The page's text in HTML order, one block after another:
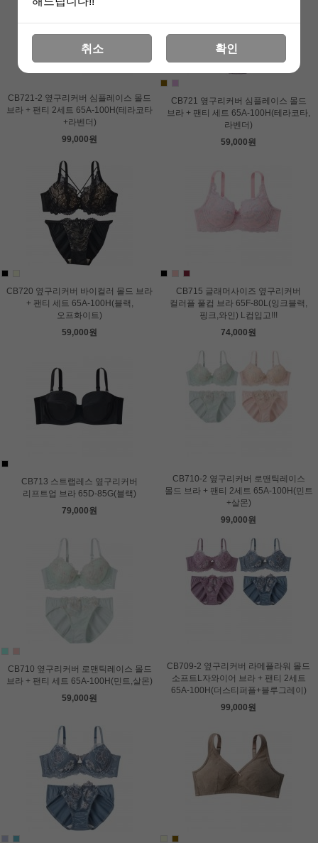
CB721-2 옆구리커버 심플레이스 몰드
브라 + 팬티 2세트 65A-100H(테라코타
+라벤더)
99,000원
CB721 옆구리커버 심플레이스 몰드
브라 + 팬티 세트 65A-100H(테라코타,
라벤더)
59,000원
CB720 옆구리커버 바이컬러 몰드 브라
+ 팬티 세트 65A-100H(블랙,
오프화이트)
59,000원
CB715 글래머사이즈 옆구리커버
컬러플 풀컵 브라 65F-80L(잉크블랙,
핑크,와인) L컵입고!!!
74,000원
CB713 스트랩레스 옆구리커버
리프트업 브라 65D-85G(블랙)
79,000원
CB710-2 옆구리커버 로맨틱레이스
몰드 브라 + 팬티 2세트 65A-100H(민트
+살몬)
99,000원
CB710 옆구리커버 로맨틱레이스 몰드
브라 + 팬티 세트 65A-100H(민트,살몬)
59,000원
CB709-2 옆구리커버 라메플라워 몰드
소프트L자와이어 브라 + 팬티 2세트
65A-100H(더스티퍼플+블루그레이)
99,000원
취소 확인